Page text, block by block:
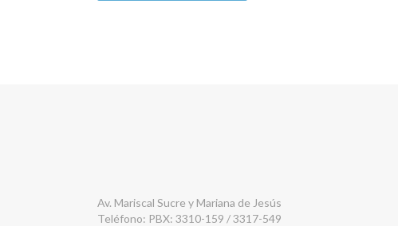
Av. Mariscal Sucre y Mariana de Jesús
Teléfono: PBX: 3310-159 / 3317-549